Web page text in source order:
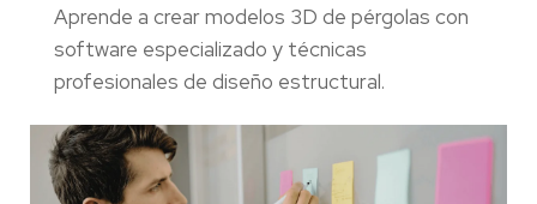
Aprende a crear modelos 3D de pérgolas con
software especializado y técnicas
profesionales de diseño estructural.